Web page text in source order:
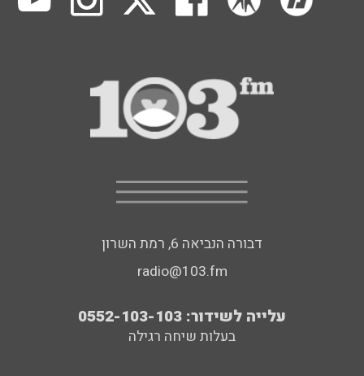
דבורה הנביאה 6, רמת השרון
radio@103.fm
עלייה לשידור: 0552-103-103
בעלות שיחה רגילה